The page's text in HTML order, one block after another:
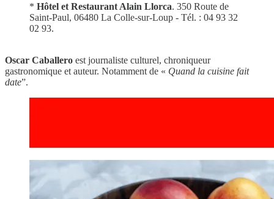
* Hôtel et Restaurant Alain Llorca. 350 Route de
Saint-Paul, 06480 La Colle-sur-Loup - Tél. : 04 93 32
02 93.
Oscar Caballero est journaliste culturel, chroniqueur
gastronomique et auteur. Notamment de « Quand la cuisine fait
date”.